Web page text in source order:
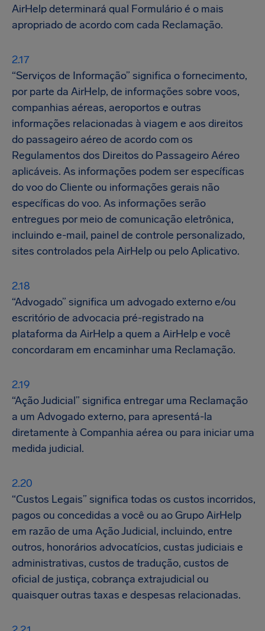
AirHelp determinará qual Formulário é o mais
apropriado de acordo com cada Reclamação.
“Serviços de Informação” significa o fornecimento,
por parte da AirHelp, de informações sobre voos,
companhias aéreas, aeroportos e outras
informações relacionadas à viagem e aos direitos
do passageiro aéreo de acordo com os
Regulamentos dos Direitos do Passageiro Aéreo
aplicáveis. As informações podem ser específicas
do voo do Cliente ou informações gerais não
específicas do voo. As informações serão
entregues por meio de comunicação eletrônica,
incluindo e-mail, painel de controle personalizado,
sites controlados pela AirHelp ou pelo Aplicativo.
“Advogado” significa um advogado externo e/ou
escritório de advocacia pré-registrado na
plataforma da AirHelp a quem a AirHelp e você
concordaram em encaminhar uma Reclamação.
“Ação Judicial” significa entregar uma Reclamação
a um Advogado externo, para apresentá-la
diretamente à Companhia aérea ou para iniciar uma
medida judicial.
“Custos Legais” significa todas os custos incorridos,
pagos ou concedidas a você ou ao Grupo AirHelp
em razão de uma Ação Judicial, incluindo, entre
outros, honorários advocatícios, custas judiciais e
administrativas, custos de tradução, custos de
oficial de justiça, cobrança extrajudicial ou
quaisquer outras taxas e despesas relacionadas.